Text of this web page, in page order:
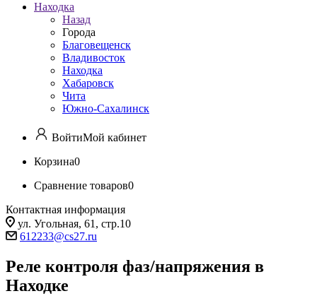
Находка
Назад
Города
Благовещенск
Владивосток
Находка
Хабаровск
Чита
Южно-Сахалинск
ВойтиМой кабинет
Корзина0
Сравнение товаров0
Контактная информация
ул. Угольная, 61, стр.10
612233@cs27.ru
Реле контроля фаз/напряжения в
Находке